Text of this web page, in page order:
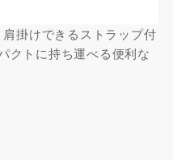
掛けできるストラップ付
クトに持ち運べる便利な